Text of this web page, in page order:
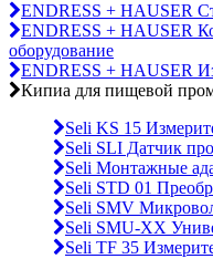
ENDRESS + HAUSER
ENDRESS + HAUSER
оборудование
ENDRESS + HAUSER
Кипиа для пищевой
Seli KS 15
Seli SLI Датчик
Seli Монтажные
Seli STD 01
Seli SMV
Seli SMU-ХХ
Seli TF 35